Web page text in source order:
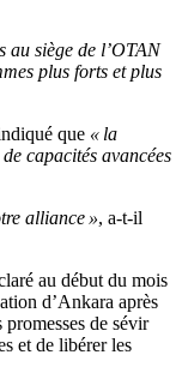
au siège de l’OTAN
plus forts et plus
que « la
capacités avancées
alliance », a-t-il
au début du mois
d’Ankara après
de sévir
et de libérer les